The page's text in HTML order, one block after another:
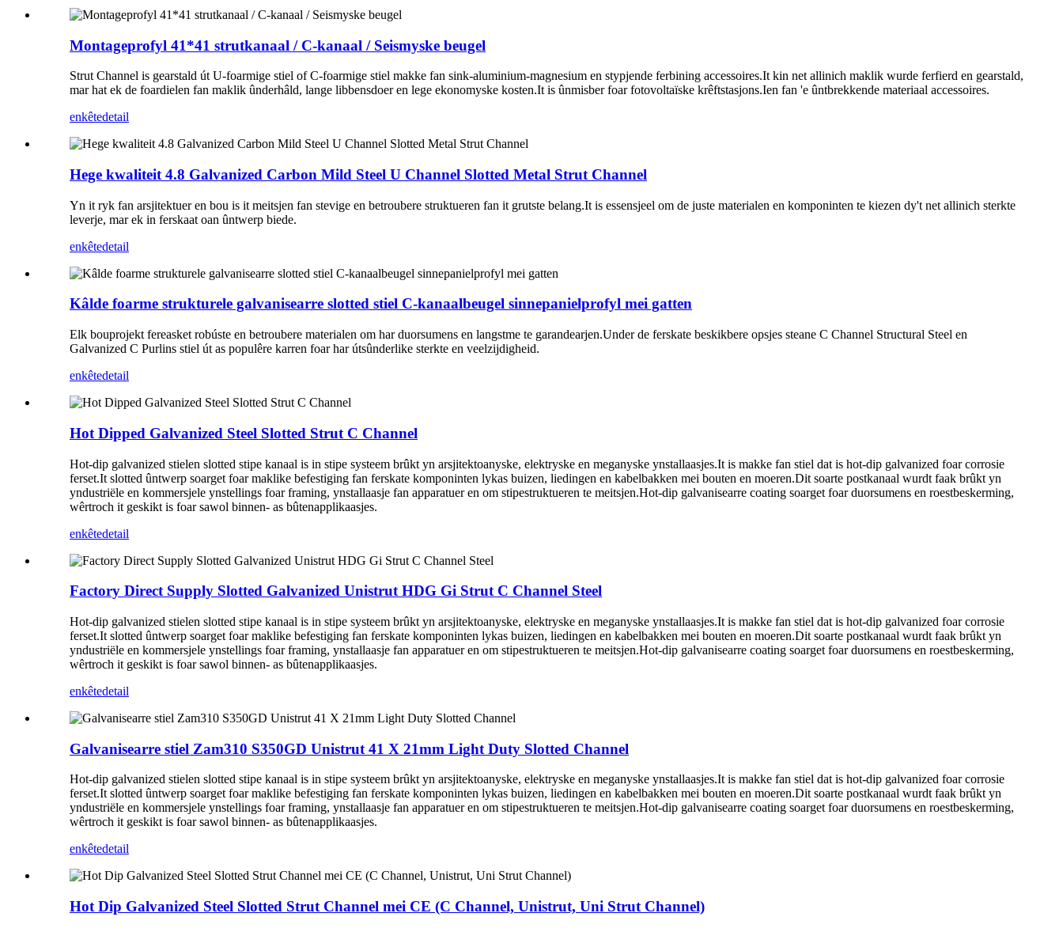
Montageprofyl 41*41 strutkanaal / C-kanaal / Seismyske beugel
Strut Channel is gearstald út U-foarmige stiel of C-foarmige stiel makke fan sink-aluminium-magnesium en stypjende ferbining accessoires.It kin net allinich maklik wurde ferfierd en gearstald,
mar hat ek de foardielen fan maklik ûnderhâld, lange libbensdoer en lege ekonomyske kosten.It is ûnmisber foar fotovoltaïske krêftstasjons.Ien fan 'e ûntbrekkende materiaal accessoires.
enkêtedetail
Hege kwaliteit 4.8 Galvanized Carbon Mild Steel U Channel Slotted Metal Strut Channel
Yn it ryk fan arsjitektuer en bou is it meitsjen fan stevige en betroubere struktueren fan it grutste belang.It is essensjeel om de juste materialen en komponinten te kiezen dy't net allinich sterkte
leverje, mar ek in ferskaat oan ûntwerp biede.
enkêtedetail
Kâlde foarme strukturele galvanisearre slotted stiel C-kanaalbeugel sinnepanielprofyl mei gatten
Elk bouprojekt fereasket robúste en betroubere materialen om har duorsumens en langstme te garandearjen.Under de ferskate beskikbere opsjes steane C Channel Structural Steel en
Galvanized C Purlins stiel út as populêre karren foar har útsûnderlike sterkte en veelzijdigheid.
enkêtedetail
Hot Dipped Galvanized Steel Slotted Strut C Channel
Hot-dip galvanized stielen slotted stipe kanaal is in stipe systeem brûkt yn arsjitektoanyske, elektryske en meganyske ynstallaasjes.It is makke fan stiel dat is hot-dip galvanized foar corrosie
ferset.It slotted ûntwerp soarget foar maklike befestiging fan ferskate komponinten lykas buizen, liedingen en kabelbakken mei bouten en moeren.Dit soarte postkanaal wurdt faak brûkt yn
yndustriële en kommersjele ynstellings foar framing, ynstallaasje fan apparatuer en om stipestruktueren te meitsjen.Hot-dip galvanisearre coating soarget foar duorsumens en roestbeskerming,
wêrtroch it geskikt is foar sawol binnen- as bûtenapplikaasjes.
enkêtedetail
Factory Direct Supply Slotted Galvanized Unistrut HDG Gi Strut C Channel Steel
Hot-dip galvanized stielen slotted stipe kanaal is in stipe systeem brûkt yn arsjitektoanyske, elektryske en meganyske ynstallaasjes.It is makke fan stiel dat is hot-dip galvanized foar corrosie
ferset.It slotted ûntwerp soarget foar maklike befestiging fan ferskate komponinten lykas buizen, liedingen en kabelbakken mei bouten en moeren.Dit soarte postkanaal wurdt faak brûkt yn
yndustriële en kommersjele ynstellings foar framing, ynstallaasje fan apparatuer en om stipestruktueren te meitsjen.Hot-dip galvanisearre coating soarget foar duorsumens en roestbeskerming,
wêrtroch it geskikt is foar sawol binnen- as bûtenapplikaasjes.
enkêtedetail
Galvanisearre stiel Zam310 S350GD Unistrut 41 X 21mm Light Duty Slotted Channel
Hot-dip galvanized stielen slotted stipe kanaal is in stipe systeem brûkt yn arsjitektoanyske, elektryske en meganyske ynstallaasjes.It is makke fan stiel dat is hot-dip galvanized foar corrosie
ferset.It slotted ûntwerp soarget foar maklike befestiging fan ferskate komponinten lykas buizen, liedingen en kabelbakken mei bouten en moeren.Dit soarte postkanaal wurdt faak brûkt yn
yndustriële en kommersjele ynstellings foar framing, ynstallaasje fan apparatuer en om stipestruktueren te meitsjen.Hot-dip galvanisearre coating soarget foar duorsumens en roestbeskerming,
wêrtroch it geskikt is foar sawol binnen- as bûtenapplikaasjes.
enkêtedetail
Hot Dip Galvanized Steel Slotted Strut Channel mei CE (C Channel, Unistrut, Uni Strut Channel)